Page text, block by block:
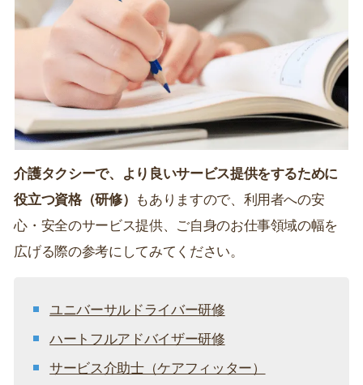
介護タクシーで、より良いサービス提供をするために
役立つ資格（研修） もありますので、利用者への安
心・安全のサービス提供、ご自身のお仕事領域の幅を
広げる際の参考にしてみてください。
ユニバーサルドライバー研修
ハートフルアドバイザー研修
サービス介助士（ケアフィッター）